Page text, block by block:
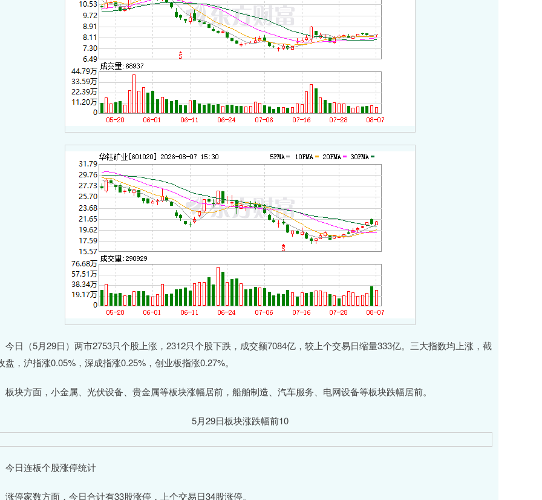
日（5月29日）两市2753只个股上涨，2312只个股下跌，成交额7084亿，较上个交易日缩量333亿。三大指数均上涨，截
盘，沪指涨0.05%，深成指涨0.25%，创业板指涨0.27%。
块方面，小金属、光伏设备、贵金属等板块涨幅居前，船舶制造、汽车服务、电网设备等板块跌幅居前。
5月29日板块涨跌幅前10
日连板个股涨停统计
停家数方面，今日合计有33股涨停，上个交易日34股涨停。